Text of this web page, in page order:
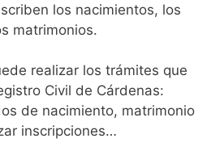
los nacimientos, los
matrimonios.
realizar los trámites que
Civil de Cárdenas:
de nacimiento, matrimonio
inscripciones…